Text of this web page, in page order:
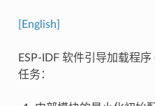
[English]
ESP-IDF 软件引导加载程
任务：